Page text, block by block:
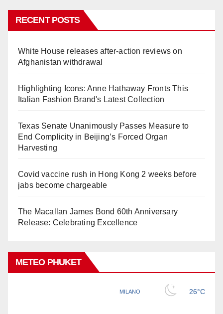
RECENT POSTS
White House releases after-action reviews on
Afghanistan withdrawal
Highlighting Icons: Anne Hathaway Fronts This
Italian Fashion Brand's Latest Collection
Texas Senate Unanimously Passes Measure to
End Complicity in Beijing’s Forced Organ
Harvesting
Covid vaccine rush in Hong Kong 2 weeks before
jabs become chargeable
The Macallan James Bond 60th Anniversary
Release: Celebrating Excellence
METEO PHUKET